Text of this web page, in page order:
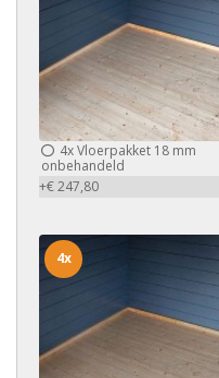
4xVloerpakket 18 mm
onbehandeld
+€ 247,80
4x